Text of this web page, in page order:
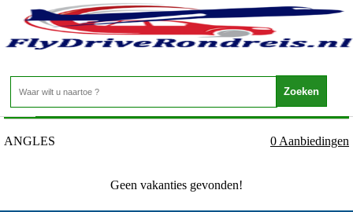
Frankrijk - VENDEE - ANGLES
Home>
ANGLES 0 Aanbiedingen
Geen vakanties gevonden!